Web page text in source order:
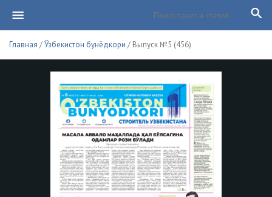
Главная /Ўзбекистон бунёдкори / Выпуск №5 (456)